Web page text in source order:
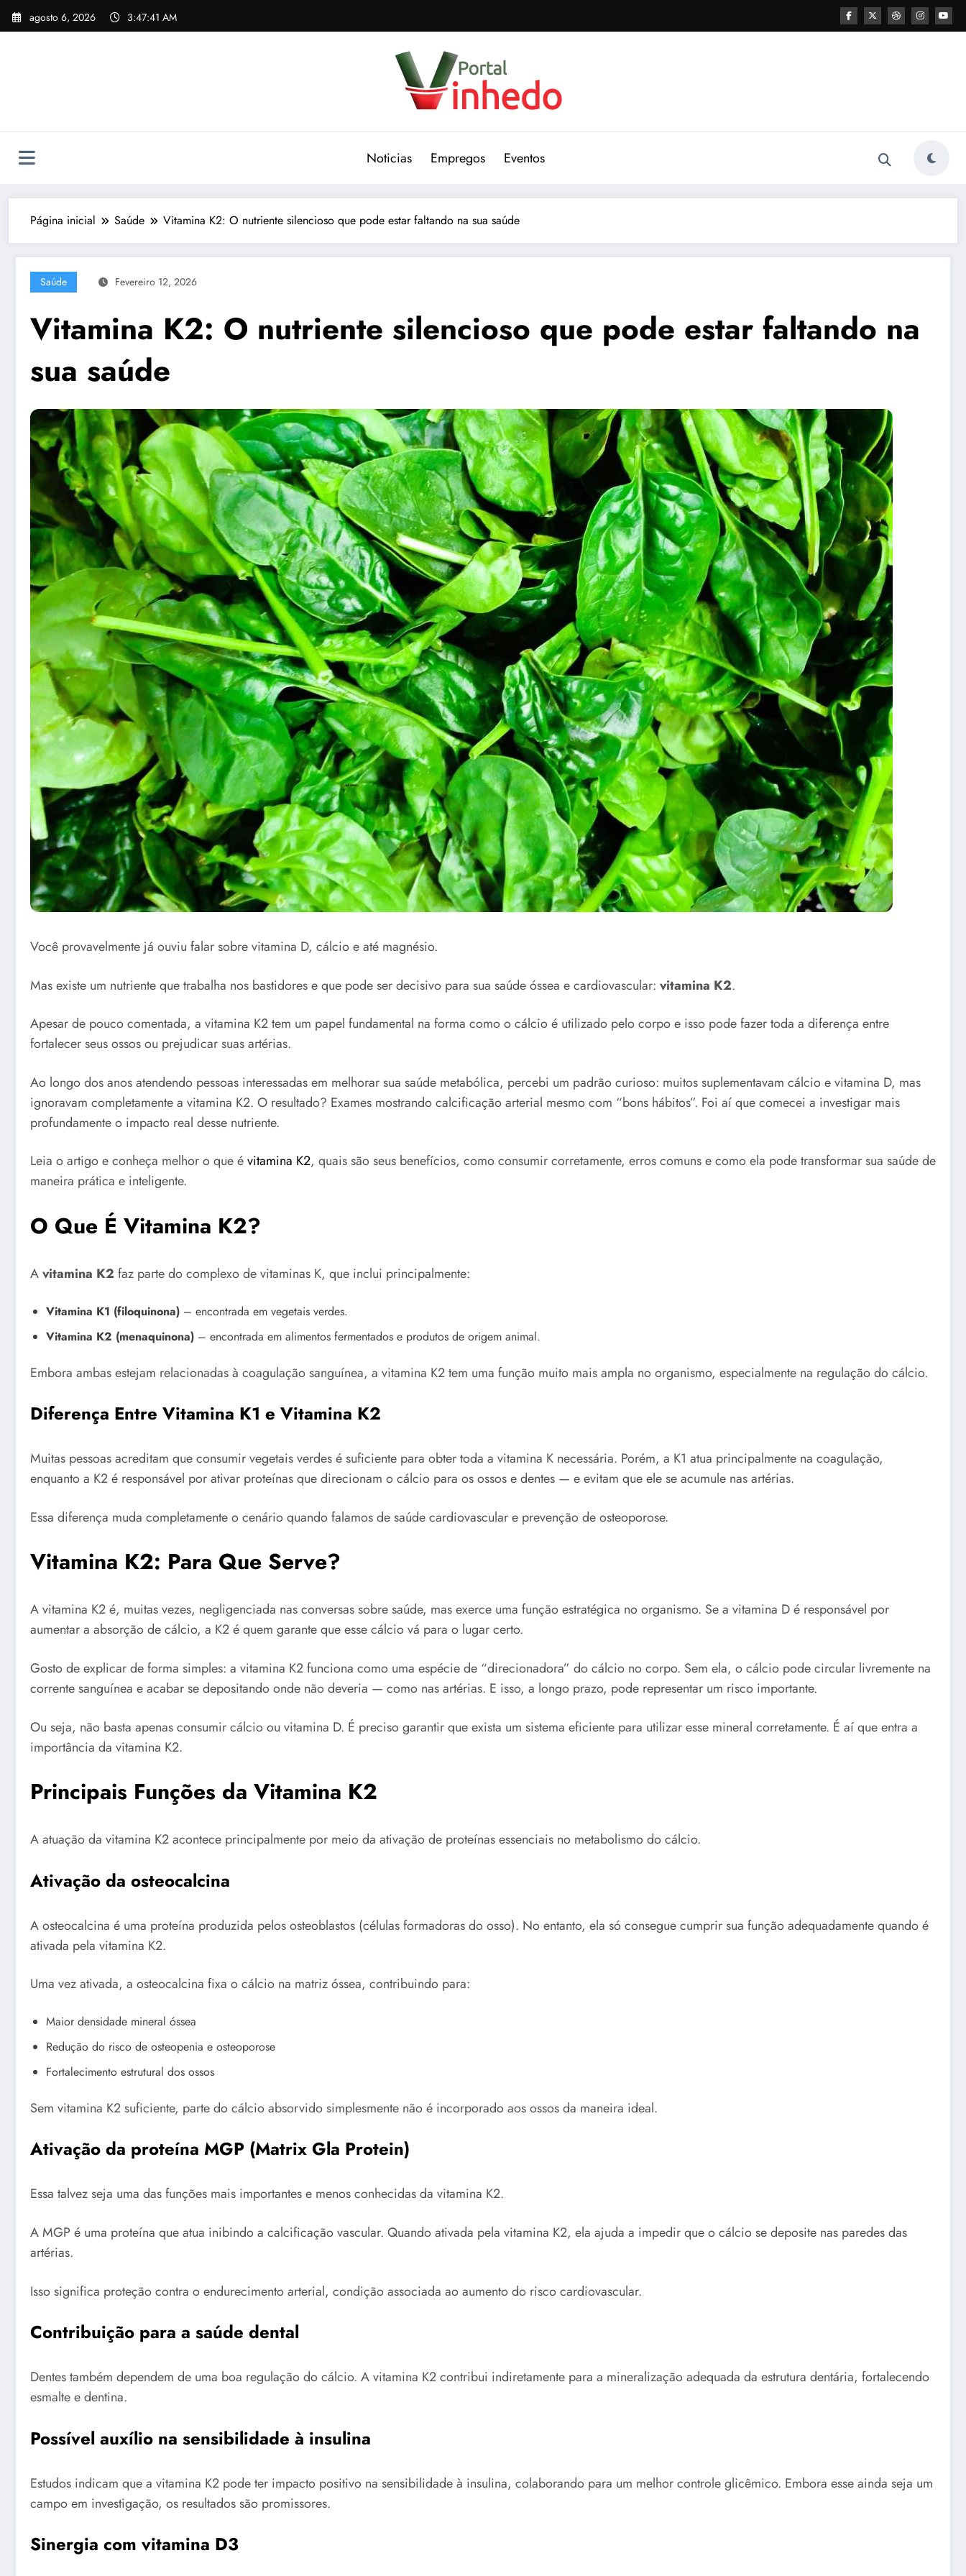
Pular
para
agosto 6, 2026 3:47:43 AM
Noticias Empregos Eventos
Página inicial Saúde Vitamina K2: O nutriente silencioso que pode estar faltando na sua saúde
Saúde Fevereiro 12, 2026
Vitamina K2: O nutriente silencioso que pode estar faltando na
sua saúde
Você provavelmente já ouviu falar sobre vitamina D, cálcio e até magnésio.
Mas existe um nutriente que trabalha nos bastidores e que pode ser decisivo para sua saúde óssea e cardiovascular: vitamina K2.
Apesar de pouco comentada, a vitamina K2 tem um papel fundamental na forma como o cálcio é utilizado pelo corpo e isso pode fazer toda a diferença entre
fortalecer seus ossos ou prejudicar suas artérias.
Ao longo dos anos atendendo pessoas interessadas em melhorar sua saúde metabólica, percebi um padrão curioso: muitos suplementavam cálcio e vitamina D, mas
ignoravam completamente a vitamina K2. O resultado? Exames mostrando calcificação arterial mesmo com “bons hábitos”. Foi aí que comecei a investigar mais
profundamente o impacto real desse nutriente.
Leia o artigo e conheça melhor o que évitamina K2, quais são seus benefícios, como consumir corretamente, erros comuns e como ela pode transformar sua saúde de
maneira prática e inteligente.
O Que É Vitamina K2?
Avitamina K2 faz parte do complexo de vitaminas K, que inclui principalmente:
Vitamina K1 (filoquinona) – encontrada em vegetais verdes.
Vitamina K2 (menaquinona) – encontrada em alimentos fermentados e produtos de origem animal.
Embora ambas estejam relacionadas à coagulação sanguínea, a vitamina K2 tem uma função muito mais ampla no organismo, especialmente na regulação do cálcio.
Diferença Entre Vitamina K1 e Vitamina K2
Muitas pessoas acreditam que consumir vegetais verdes é suficiente para obter toda a vitamina K necessária. Porém, a K1 atua principalmente na coagulação,
enquanto a K2 é responsável por ativar proteínas que direcionam o cálcio para os ossos e dentes — e evitam que ele se acumule nas artérias.
Essa diferença muda completamente o cenário quando falamos de saúde cardiovascular e prevenção de osteoporose.
Vitamina K2: Para Que Serve?
A vitamina K2 é, muitas vezes, negligenciada nas conversas sobre saúde, mas exerce uma função estratégica no organismo. Se a vitamina D é responsável por
aumentar a absorção de cálcio, a K2 é quem garante que esse cálcio vá para o lugar certo.
Gosto de explicar de forma simples: a vitamina K2 funciona como uma espécie de “direcionadora” do cálcio no corpo. Sem ela, o cálcio pode circular livremente na
corrente sanguínea e acabar se depositando onde não deveria — como nas artérias. E isso, a longo prazo, pode representar um risco importante.
Ou seja, não basta apenas consumir cálcio ou vitamina D. É preciso garantir que exista um sistema eficiente para utilizar esse mineral corretamente. É aí que entra a
importância da vitamina K2.
Principais Funções da Vitamina K2
A atuação da vitamina K2 acontece principalmente por meio da ativação de proteínas essenciais no metabolismo do cálcio.
Ativação da osteocalcina
A osteocalcina é uma proteína produzida pelos osteoblastos (células formadoras do osso). No entanto, ela só consegue cumprir sua função adequadamente quando é
ativada pela vitamina K2.
Uma vez ativada, a osteocalcina fixa o cálcio na matriz óssea, contribuindo para:
Maior densidade mineral óssea
Redução do risco de osteopenia e osteoporose
Fortalecimento estrutural dos ossos
Sem vitamina K2 suficiente, parte do cálcio absorvido simplesmente não é incorporado aos ossos da maneira ideal.
Ativação da proteína MGP (Matrix Gla Protein)
Essa talvez seja uma das funções mais importantes e menos conhecidas da vitamina K2.
A MGP é uma proteína que atua inibindo a calcificação vascular. Quando ativada pela vitamina K2, ela ajuda a impedir que o cálcio se deposite nas paredes das
artérias.
Isso significa proteção contra o endurecimento arterial, condição associada ao aumento do risco cardiovascular.
Contribuição para a saúde dental
Dentes também dependem de uma boa regulação do cálcio. A vitamina K2 contribui indiretamente para a mineralização adequada da estrutura dentária, fortalecendo
esmalte e dentina.
Possível auxílio na sensibilidade à insulina
Estudos indicam que a vitamina K2 pode ter impacto positivo na sensibilidade à insulina, colaborando para um melhor controle glicêmico. Embora esse ainda seja um
campo em investigação, os resultados são promissores.
Sinergia com vitamina D3